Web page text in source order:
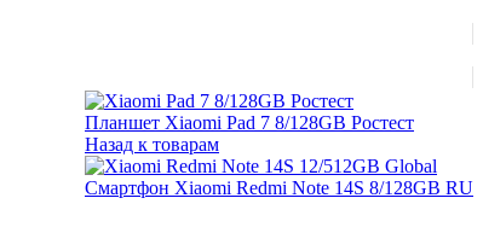
Планшет Xiaomi Pad 7 8/128GB Ростест
Назад к товарам
Смартфон Xiaomi Redmi Note 14S 8/128GB RU